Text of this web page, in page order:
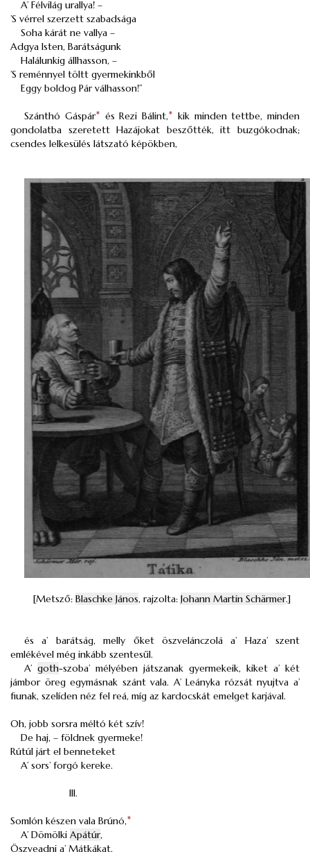
A’ Félvilág urallya! –
’S vérrel szerzett szabadsága
Soha kárát ne vallya –
Adgya Isten, Barátságunk
Halálunkig állhasson, –
’S reménnyel töltt gyermekinkből
Eggy boldog Pár válhasson!”
Szánthó Gáspár* és Rezi Bálint,*
kik minden tettbe, minden
gondolatba szeretett Hazájokat beszőtték, itt buzgókodnak;
csendes lelkesülés látszató képökben,
[Metsző: Blaschke János, rajzolta: Johann Martin Schärmer.]
és a’ barátság, melly őket öszvelánczolá a’ Haza’ szent
emlékével még inkább szentesűl.
A’ goth-szoba’ mélyében játszanak gyermekeik, kiket a’ két
jámbor öreg egymásnak szánt vala. A’ Leányka rózsát nyujtva a’
fiunak, szelíden néz fel reá, míg az kardocskát emelget karjával.
Oh, jobb sorsra méltó két szív!
De haj, – földnek gyermeke!
Rútúl járt el benneteket
A’ sors’ forgó kereke.
III.
Somlón készen vala Brúnó,*
A’ Dömölki Apátúr,
Öszveadni a’ Mátkákat,